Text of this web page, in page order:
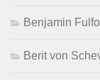
Benjamin
Berit von